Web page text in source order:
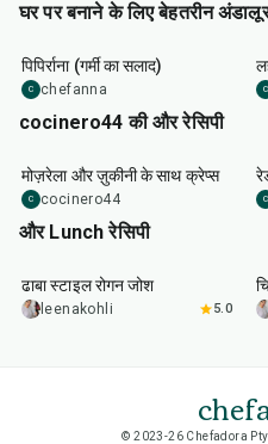
घर पर बनाने के लिए बेहतरीन
min
पिपिर्राना (गर्मी का सलाद)
C chefanna C
cocinero44 की और रेसिपी
मोज़रेला और ज़ुकीनी के साथ क्रेप्स
C cocinero44 C
और Lunch रेसिपी
1
ढाबा स्टाइल रोगन जोश
leenakohli 5.0
© 2023-26 Chefadora